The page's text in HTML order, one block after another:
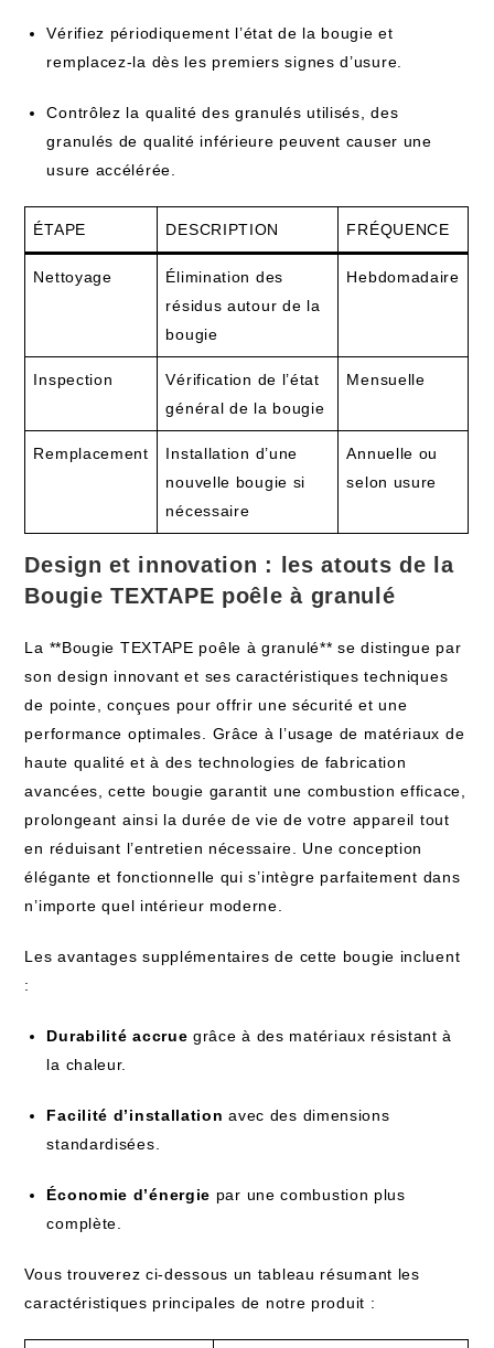
Vérifiez périodiquement l’état de la bougie et
remplacez-la dès les premiers signes d’usure.
Contrôlez la qualité des granulés utilisés, des
granulés de qualité inférieure peuvent causer une
usure accélérée.
ÉTAPE DESCRIPTION FRÉQUENCE
Nettoyage
Élimination des
résidus autour de la
bougie
Hebdomadaire
Inspection
Vérification de l’état
général de la bougie
Mensuelle
Remplacement
Installation d’une
nouvelle bougie si
nécessaire
Annuelle ou
selon usure
Design et innovation : les atouts de la
Bougie TEXTAPE poêle à granulé
La **Bougie TEXTAPE poêle à granulé** se distingue par
son design innovant et ses caractéristiques techniques
de pointe, conçues pour offrir une sécurité et une
performance optimales. Grâce à l’usage de matériaux de
haute qualité et à des technologies de fabrication
avancées, cette bougie garantit une combustion efficace,
prolongeant ainsi la durée de vie de votre appareil tout
en réduisant l’entretien nécessaire. Une conception
élégante et fonctionnelle qui s’intègre parfaitement dans
n’importe quel intérieur moderne.
Les avantages supplémentaires de cette bougie incluent
:
Durabilité accrue grâce à des matériaux résistant à
la chaleur.
Facilité d’installation avec des dimensions
standardisées.
Économie d’énergie par une combustion plus
complète.
Vous trouverez ci-dessous un tableau résumant les
caractéristiques principales de notre produit :